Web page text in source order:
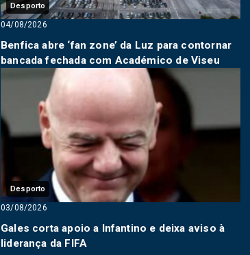
Desporto
04/08/2026
Benfica abre ‘fan zone’ da Luz para contornar
bancada fechada com Académico de Viseu
Desporto
03/08/2026
Gales corta apoio a Infantino e deixa aviso à
liderança da FIFA